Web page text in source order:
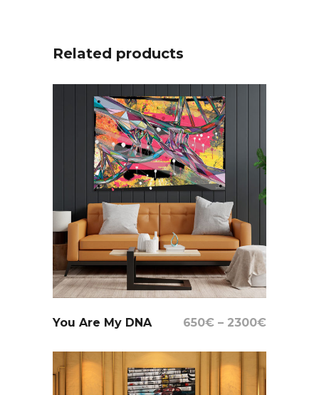
Related products
Select Options
You Are My DNA 650€ – 2300€